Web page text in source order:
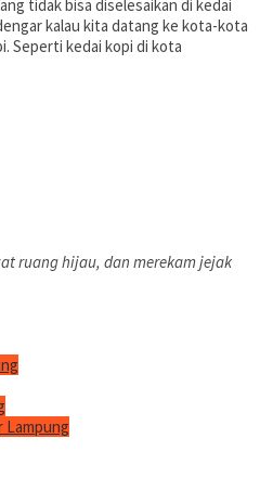
tidak bisa diselesaikan di kedai
kalau kita datang ke kota-kota
Seperti kedai kopi di kota
ruang hijau, dan merekam jejak
Lampung